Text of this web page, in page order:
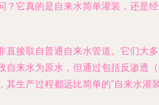
它真的是自来水简单灌装，还是
接取自普通自来水管道。它们
来水为原水，但通过包括反渗透
生产过程都远比简单的“自来水灌